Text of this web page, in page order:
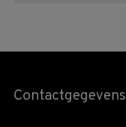
Contactgegevens